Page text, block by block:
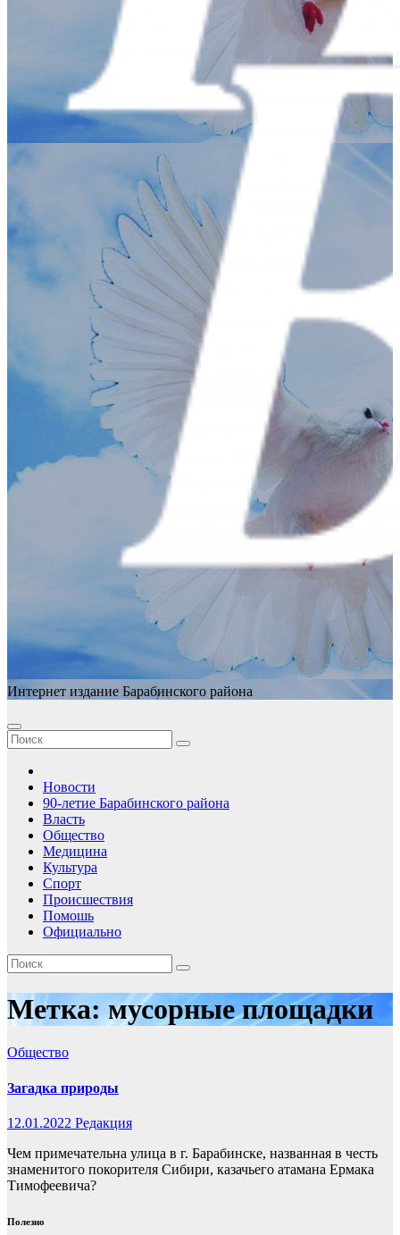
Интернет издание Барабинского района
Новости
90-летие Барабинского района
Власть
Общество
Медицина
Культура
Спорт
Происшествия
Помошь
Официально
Метка:мусорные площадки
Общество
Загадка природы
12.01.2022 Редакция
Чем примечательна улица в г. Барабинске, названная в честь
знаменитого покорителя Сибири, казачьего атамана Ермака
Тимофеевича?
Полезно